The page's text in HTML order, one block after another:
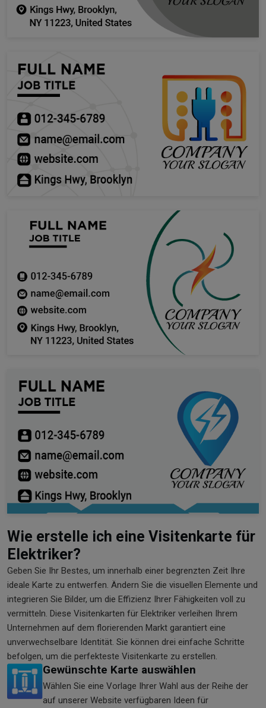
Wie erstelle ich eine Visitenkarte für
Elektriker?
Geben Sie Ihr Bestes, um innerhalb einer begrenzten Zeit Ihre
ideale Karte zu entwerfen. Ändern Sie die visuellen Elemente und
integrieren Sie Bilder, um die Effizienz Ihrer Fähigkeiten voll zu
vermitteln. Diese Visitenkarten für Elektriker verleihen Ihrem
Unternehmen auf dem florierenden Markt garantiert eine
unverwechselbare Identität. Sie können drei einfache Schritte
befolgen, um die perfekteste Visitenkarte zu erstellen.
Gewünschte Karte auswählen
Wählen Sie eine Vorlage Ihrer Wahl aus der Reihe der
auf unserer Website verfügbaren Ideen für